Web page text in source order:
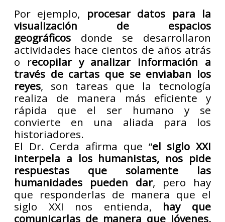
Por ejemplo, procesar datos para la
visualización de espacios
geográficos donde se desarrollaron
actividades hace cientos de años atrás
o recopilar y analizar información a
través de cartas que se enviaban los
reyes, son tareas que la tecnología
realiza de manera más eficiente y
rápida que el ser humano y se
convierte en una aliada para los
historiadores.
El Dr. Cerda afirma que “el siglo XXI
interpela a los humanistas, nos pide
respuestas que solamente las
humanidades pueden dar, pero hay
que responderlas de manera que el
siglo XXI nos entienda, hay que
comunicarlas de manera que jóvenes,